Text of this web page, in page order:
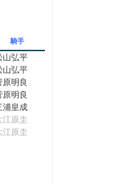
騎手
山弘平
山弘平
原明良
原明良
浦皇成
江原圭
江原圭